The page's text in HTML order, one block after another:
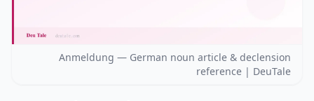
Anmeldung — German noun article & declension
reference | DeuTale